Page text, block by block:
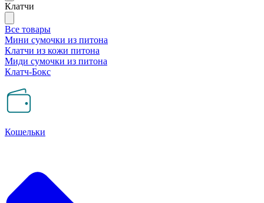
Клатчи
Все товары
Мини сумочки из питона
Клатчи из кожи питона
Миди сумочки из питона
Клатч-Бокс
Кошельки